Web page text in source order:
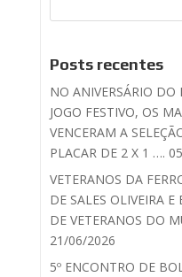
Posts recentes
NO ANIVERSÁRIO
JOGO FESTIVO, OS
VENCERAM A
PLACAR DE 2 X 1 ….
VETERANOS DA
DE SALES OLIVEIRA
DE VETERANOS DO
21/06/2026
5º ENCONTRO DE